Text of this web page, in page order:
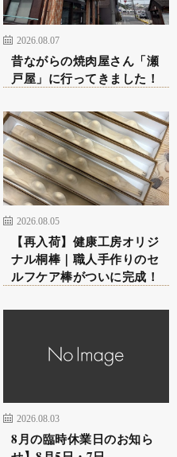
2026.08.07
昔ながらの焼肉屋さん「瀬
戸屋」に行ってきました！
2026.08.05
【再入荷】健康工房オリジ
ナル桐棒｜職人手作りのセ
ルフケア棒がついに完成！
2026.08.03
8月の臨時休業日のお知ら